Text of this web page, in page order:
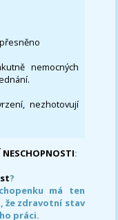
nemocných
nezhotovují
NESCHOPNOSTI:
?
má ten
že zdravotní stav
práci.